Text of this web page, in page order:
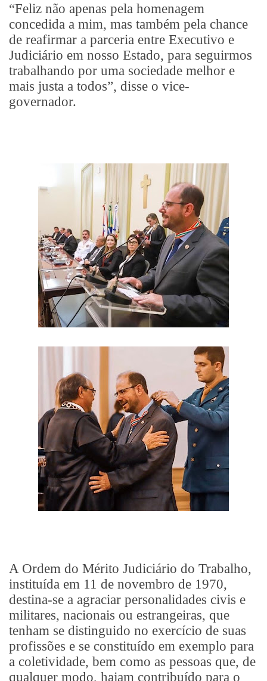
“Feliz não apenas pela homenagem
concedida a mim, mas também pela chance
de reafirmar a parceria entre Executivo e
Judiciário em nosso Estado, para seguirmos
trabalhando por uma sociedade melhor e
mais justa a todos”, disse o vice-
governador.
A Ordem do Mérito Judiciário do Trabalho,
instituída em 11 de novembro de 1970,
destina-se a agraciar personalidades civis e
militares, nacionais ou estrangeiras, que
tenham se distinguido no exercício de suas
profissões e se constituído em exemplo para
a coletividade, bem como as pessoas que, de
qualquer modo, hajam contribuído para o